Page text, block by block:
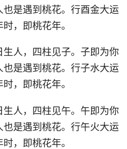
是遇到桃花。行酉金大运
，即桃花年。
人，四柱见子。子即为你
是遇到桃花。行子水大运
，即桃花年。
人，四柱见午。午即为你
是遇到桃花。行午火大运
，即桃花年。